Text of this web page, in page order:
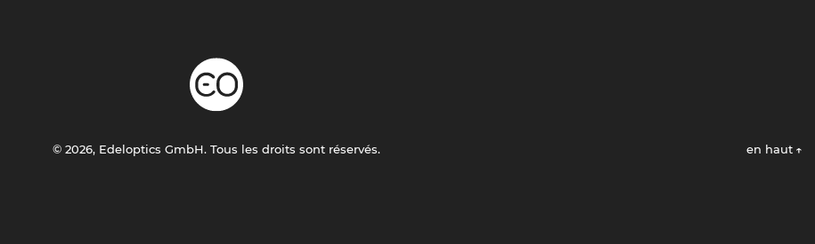
© 2026, Edeloptics GmbH. Tous les droits sont réservés. en haut